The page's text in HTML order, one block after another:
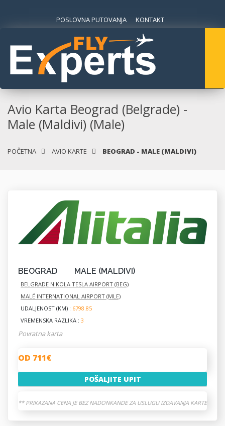
POSLOVNA PUTOVANJA KONTAKT
Avio Karta Beograd (Belgrade) -
Male (Maldivi) (Male)
POČETNA AVIO KARTE BEOGRAD - MALE (MALDIVI)
BEOGRAD MALE (MALDIVI)
BELGRADE NIKOLA TESLA AIRPORT (BEG)
MALÉ INTERNATIONAL AIRPORT (MLE)
UDALJENOST (KM) : 6798.85
VREMENSKA RAZLIKA : 3
Povratna karta
OD 711€
POŠALJITE UPIT
** PRIKAZANA CENA JE BEZ NADONKANDE ZA USLUGU IZDAVANJA KARTE